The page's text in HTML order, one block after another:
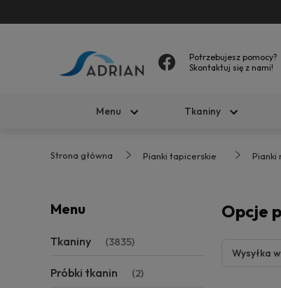
Potrzebujesz pomocy?
Skontaktuj się z nami!
Menu Tkaniny
Strona główna Pianki tapicerskie Pianki
Menu
Tkaniny (3835)
Próbki tkanin (2)
Opcje
Wysyłka